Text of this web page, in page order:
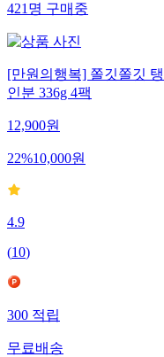
421 명 구매중
[만원의행복] 쫄깃쫄깃
인분 336g 4팩
12,900원
22%10,000원
4.9
(10)
300 적립
무료배송